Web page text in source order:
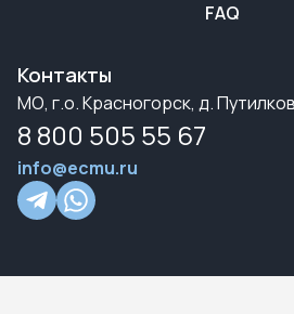
FAQ
Контакты
МО, г.о. Красногорск, д.
8 800 505 55 67
info@ecmu.ru